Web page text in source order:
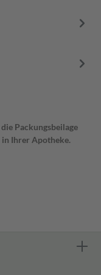
Packungsbeilage
Ihrer Apotheke.